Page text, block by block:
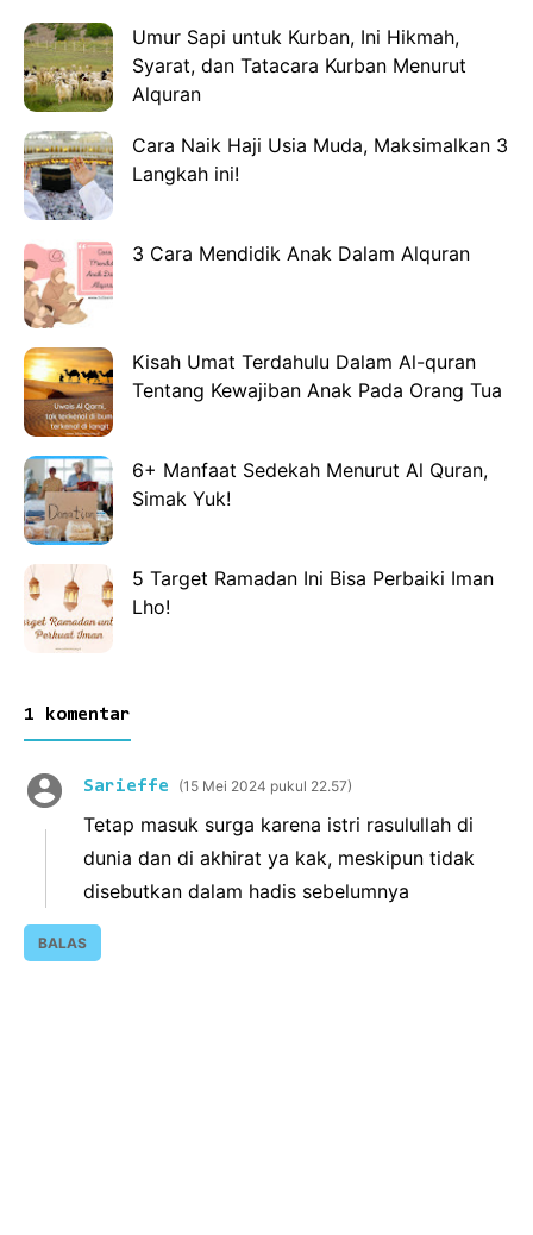
Umur Sapi untuk Kurban, Ini Hikmah,
Syarat, dan Tatacara Kurban Menurut
Alquran
Cara Naik Haji Usia Muda, Maksimalkan 3
Langkah ini!
3 Cara Mendidik Anak Dalam Alquran
Kisah Umat Terdahulu Dalam Al-quran
Tentang Kewajiban Anak Pada Orang Tua
6+ Manfaat Sedekah Menurut Al Quran,
Simak Yuk!
5 Target Ramadan Ini Bisa Perbaiki Iman
Lho!
1 komentar
Sarieffe 15 Mei 2024 pukul 22.57
Tetap masuk surga karena istri rasulullah di
dunia dan di akhirat ya kak, meskipun tidak
disebutkan dalam hadis sebelumnya
BALAS